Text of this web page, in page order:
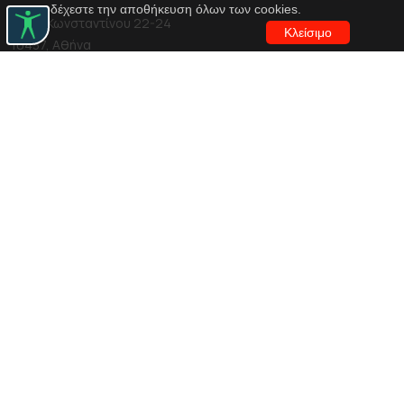
αποδέχεστε την αποθήκευση όλων των cookies.
Κλείσιμο
Αγίου Κωνσταντίνου 22-24
10437, Αθήνα